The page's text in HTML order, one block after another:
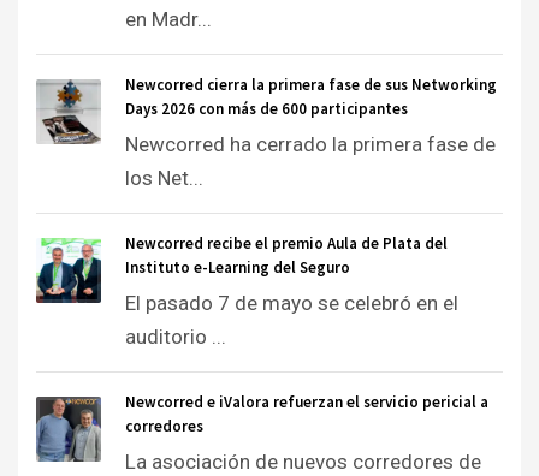
en Madr...
Newcorred cierra la primera fase de sus Networking
Days 2026 con más de 600 participantes
Newcorred ha cerrado la primera fase de
los Net...
Newcorred recibe el premio Aula de Plata del
Instituto e-Learning del Seguro
El pasado 7 de mayo se celebró en el
auditorio ...
Newcorred e iValora refuerzan el servicio pericial a
corredores
La asociación de nuevos corredores de